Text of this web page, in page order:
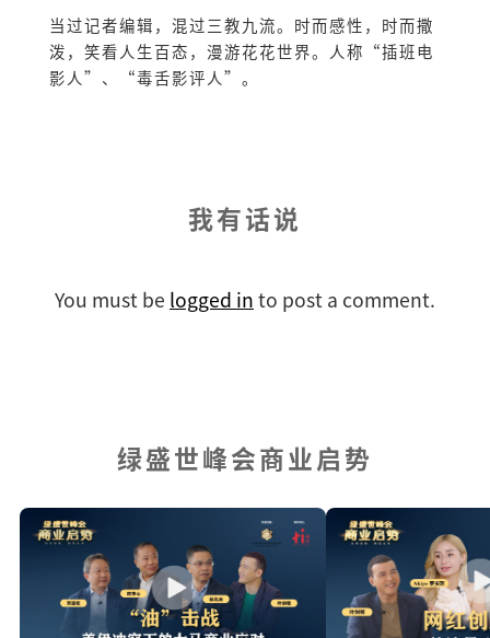
当过记者编辑，混过三教九流。时而感性，时而撒
泼，笑看人生百态，漫游花花世界。人称“插班电
影人”、“毒舌影评人”。
我有话说
You must be logged in to post a comment.
绿盛世峰会商业启势